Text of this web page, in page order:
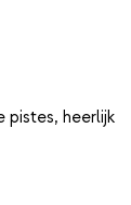
pistes, heerlijk